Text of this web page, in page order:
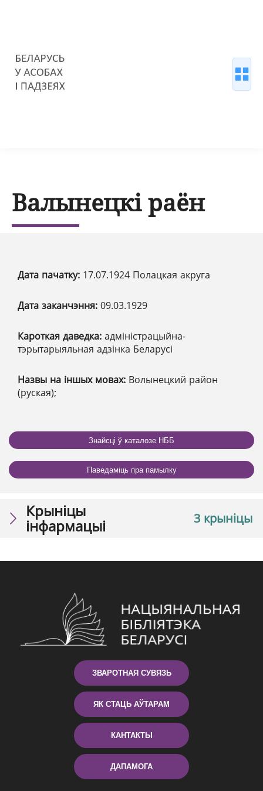
Валынецкі раён
Дата пачатку: 17.07.1924 Полацкая акруга
Дата заканчэння: 09.03.1929
Кароткая даведка: адміністрацыйна-
тэрытарыяльная адзінка Беларусі
Назвы на іншых мовах: Волынецкий район
(руская);
Знайсці ў каталозе НББ
Паведаміць пра памылку
3 крыніцы
Крыніцы
інфармацыі
ЗВАРОТНАЯ СУВЯЗЬ
ЯК СТАЦЬ АЎТАРАМ
КАНТАКТЫ
ДАПАМОГА